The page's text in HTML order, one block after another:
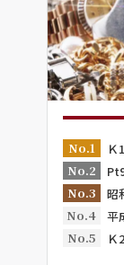
No.1
Ｋ
No.2
No.3
昭
No.4
平
No.5
Ｋ